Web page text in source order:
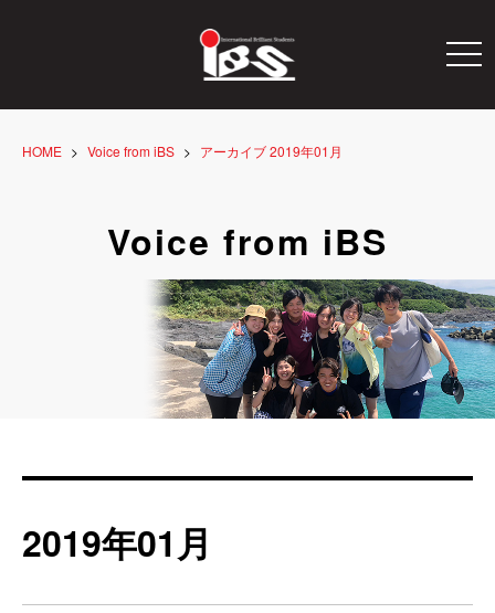
HOME Voice from iBS アーカイブ 2019年01月
Voice from iBS
2019年01月